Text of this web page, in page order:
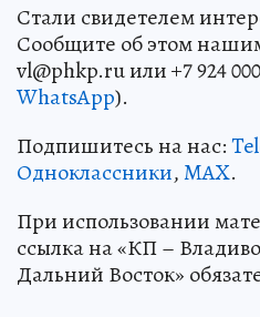
Стали свидетелем
Сообщите об этом
vl@phkp.ru или +7 924
WhatsApp).
Подпишитесь на нас:
Одноклассники,MAX.
При использовании
ссылка на «КП –
Дальний Восток»